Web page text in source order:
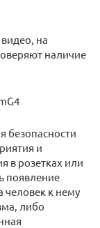
на
наличие
безопасности
и
в розетках или
появление
человек к нему
либо